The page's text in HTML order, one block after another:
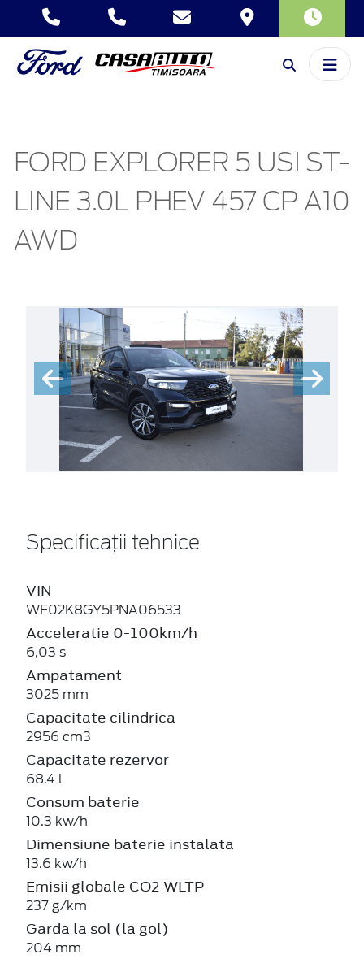
FORD EXPLORER 5 USI ST-
LINE 3.0L PHEV 457 CP A10
AWD
Specificații tehnice
VIN
WF02K8GY5PNA06533
Acceleratie 0-100km/h
6,03 s
Ampatament
3025 mm
Capacitate cilindrica
2956 cm3
Capacitate rezervor
68.4 l
Consum baterie
10.3 kw/h
Dimensiune baterie instalata
13.6 kw/h
Emisii globale CO2 WLTP
237 g/km
Garda la sol (la gol)
204 mm